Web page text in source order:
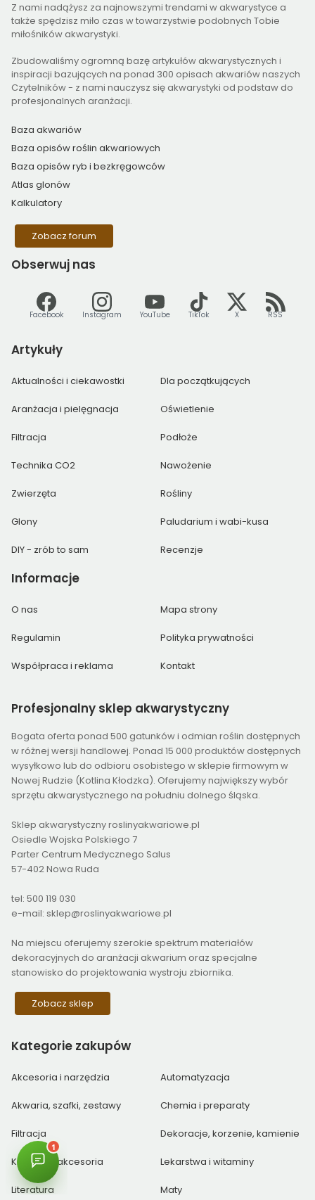
Z nami nadążysz za najnowszymi trendami w akwarystyce a
także spędzisz miło czas w towarzystwie podobnych Tobie
miłośników akwarystyki.
Zbudowaliśmy ogromną bazę artykułów akwarystycznych i
inspiracji bazujących na ponad 300 opisach akwariów naszych
Czytelników - z nami nauczysz się akwarystyki od podstaw do
profesjonalnych aranżacji.
Baza akwariów
Baza opisów roślin akwariowych
Baza opisów ryb i bezkręgowców
Atlas glonów
Kalkulatory
Zobacz forum
Obserwuj nas
Facebook Instagram YouTube TikTok X RSS
Artykuły
Aktualności i ciekawostki Dla początkujących
Aranżacja i pielęgnacja Oświetlenie
Filtracja Podłoże
Technika CO2 Nawożenie
Zwierzęta Rośliny
Glony Paludarium i wabi-kusa
DIY - zrób to sam Recenzje
Informacje
O nas Mapa strony
Regulamin Polityka prywatności
Współpraca i reklama Kontakt
Profesjonalny sklep akwarystyczny
Bogata oferta ponad 500 gatunków i odmian roślin dostępnych
w różnej wersji handlowej. Ponad 15 000 produktów dostępnych
wysyłkowo lub do odbioru osobistego w sklepie firmowym w
Nowej Rudzie (Kotlina Kłodzka). Oferujemy największy wybór
sprzętu akwarystycznego na południu dolnego śląska.
Sklep akwarystyczny roslinyakwariowe.pl
Osiedle Wojska Polskiego 7
Parter Centrum Medycznego Salus
57-402 Nowa Ruda
tel: 500 119 030
e-mail: sklep@roslinyakwariowe.pl
Na miejscu oferujemy szerokie spektrum materiałów
dekoracyjnych do aranżacji akwarium oraz specjalne
stanowisko do projektowania wystroju zbiornika.
Zobacz sklep
Kategorie zakupów
Akcesoria i narzędzia Automatyzacja
Akwaria, szafki, zestawy Chemia i preparaty
Filtracja Dekoracje, korzenie, kamienie
Krewetki i akcesoria Lekarstwa i witaminy
Literatura Maty